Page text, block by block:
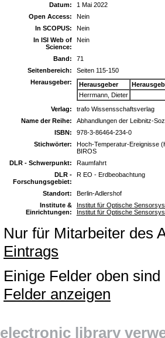
Datum:
1 Mai 2022
Open Access:
Nein
In SCOPUS:
Nein
In ISI Web of
Science:
Nein
Band:
71
Seitenbereich:
Seiten 115-150
Herausgeber:
Herausgeber
Herrmann, Dieter
Verlag:
trafo Wissensschaftsverlag
Name der Reihe:
Abhandlungen der Leibnitz-
ISBN:
978-3-86464-234-0
Stichwörter:
Hoch-Temperatur-Ereignisse
BIROS
DLR - Schwerpunkt:
Raumfahrt
DLR -
Forschungsgebiet:
R EO - Erdbeobachtung
Standort:
Berlin-Adlershof
Institute &
Einrichtungen:
Institut für Optische
Institut für Optische
Nur für Mitarbeiter des
Eintrags
Einige Felder oben
Felder anzeigen
electronic library